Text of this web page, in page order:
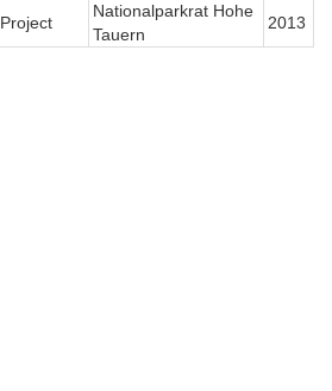
Project
Nationalparkrat Hohe
Tauern
2013